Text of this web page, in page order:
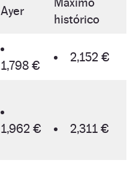
Ayer
histórico
1,798 €
2,152 €
1,962 € 2,311 €